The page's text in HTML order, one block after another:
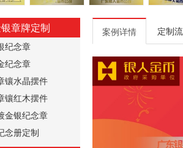
章牌定制
纪念章
纪念章
镶水晶摆件
镶红木摆件
金银纪念章
念册定制
案例详情 定制